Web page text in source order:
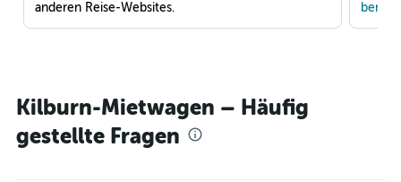
anderen Reise-Websites.
Kilburn-Mietwagen – Häufig
gestellte Fragen